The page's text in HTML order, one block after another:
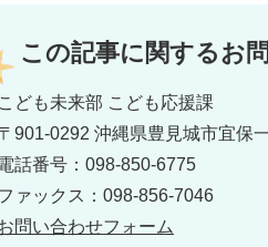
この記事に関するお
こども未来部 こども応援課
901-0292 沖縄県豊見城市宜保
話番号：098-850-6775
ァックス：098-856-7046
問い合わせフォーム